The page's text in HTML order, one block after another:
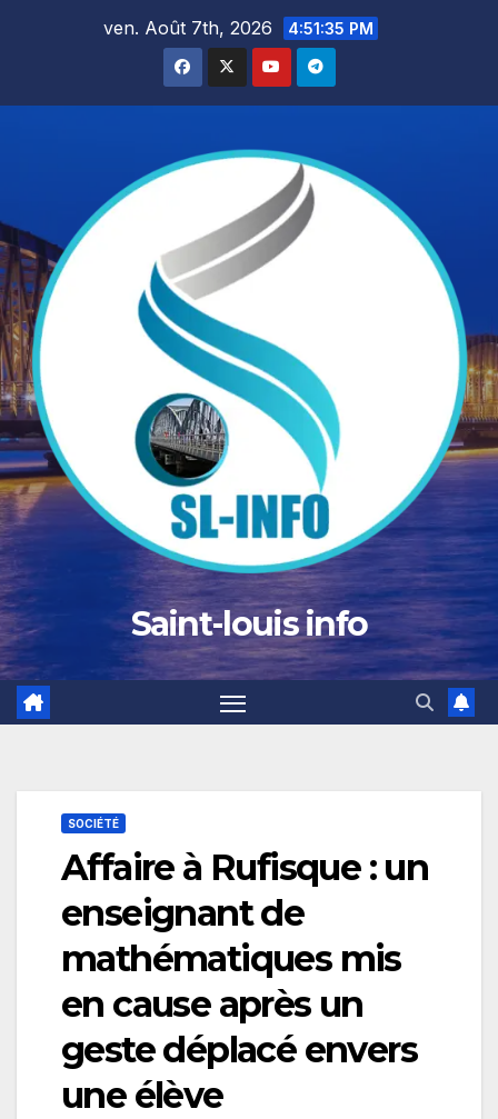
ven. Août 7th, 2026 4:51:37 PM
Saint-louis info
SOCIÉTÉ
Affaire à Rufisque : un
enseignant de
mathématiques mis
en cause après un
geste déplacé envers
une élève